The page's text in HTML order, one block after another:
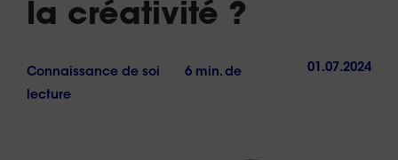
la créativité ?
Connaissance de soi
6 min. de
lecture
01.07.2024